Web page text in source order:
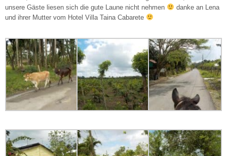
unsere Gäste liesen sich die gute Laune nicht nehmen
danke an Lena
und ihrer Mutter vom Hotel Villa Taina Cabarete